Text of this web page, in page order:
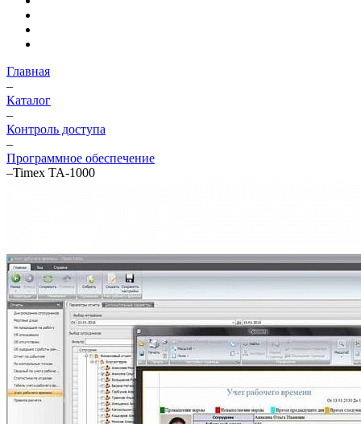
Главная
–
Каталог
–
Контроль доступа
–
Программное обеспечение
–Timex TA-1000